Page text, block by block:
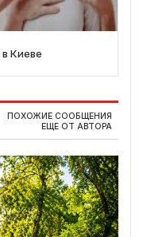
Киеве
ПОХОЖИЕ СООБЩЕНИЯ
ЕЩЕ ОТ АВТОРА